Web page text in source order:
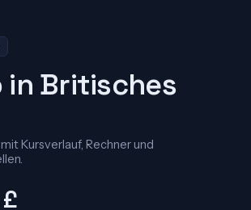
in Britisches
Kursverlauf, Rechner und
£